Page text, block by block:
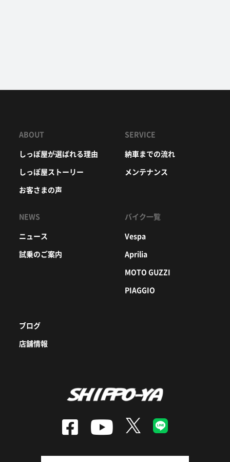
ABOUT
しっぽ屋が選ばれる理由
しっぽ屋ストーリー
お客さまの声
NEWS
ニュース
試乗のご案内
SERVICE
納車までの流れ
メンテナンス
バイク一覧
Vespa
Aprilia
MOTO GUZZI
PIAGGIO
ブログ
店舗情報